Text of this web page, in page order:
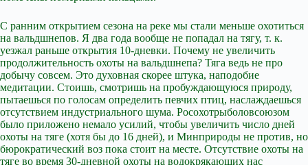
С ранним открытием сезона на реке мы стали меньше охотиться
на вальдшнепов. Я два года вообще не попадал на тягу, т. к.
уезжал раньше открытия 10-дневки. Почему не увеличить
продолжительность охоты на вальдшнепа? Тяга ведь не про
добычу совсем. Это духовная скорее штука, наподобие
медитации. Стоишь, смотришь на пробуждающуюся природу,
пытаешься по голосам определить певчих птиц, наслаждаешься
отсутствием индустриального шума. Росохотрыболовсоюзом
было приложено немало усилий, чтобы увеличить число дней
охоты на тяге (хотя бы до 16 дней), и Минприроды не против, но
бюрократический воз пока стоит на месте. Отсутствие охоты на
тяге во время 30-дневной охоты на водокрякающих нас